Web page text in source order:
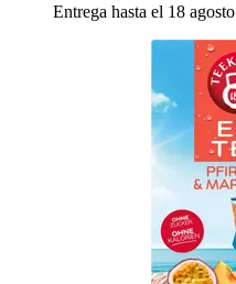
Entrega hasta el 18 agosto